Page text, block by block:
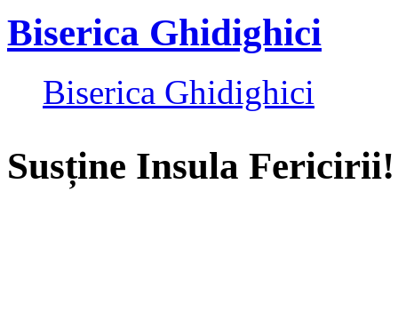
Biserica Ghidighici
Biserica Ghidighici
Susține Insula Fericirii!